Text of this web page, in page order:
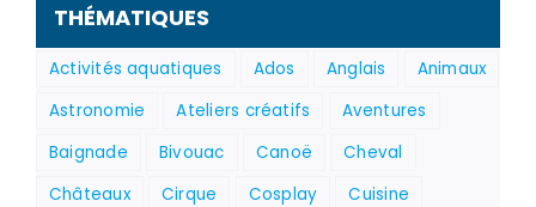
THÉMATIQUES
Activités aquatiques Ados Anglais
Animaux
Astronomie
Ateliers créatifs
Aventures
Baignade
Bivouac Canoë
Cheval
Châteaux
Cirque Cosplay
Cuisine